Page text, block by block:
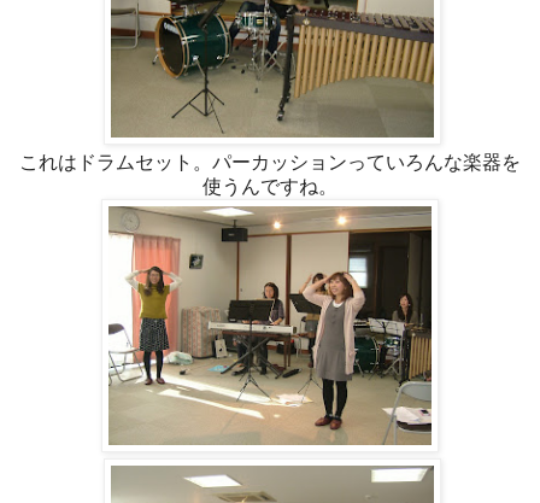
これはドラムセット。パーカッションっていろんな楽器を
使うんですね。